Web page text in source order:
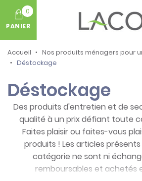
0
PANIER
Accueil
Nos produits ménagers pour
Déstockage
Déstockage
Des produits d'entretien et de
qualité à un prix défiant toute
Faites plaisir ou faites-vous
produits ! Les articles
catégorie ne sont ni
remboursables et achetés